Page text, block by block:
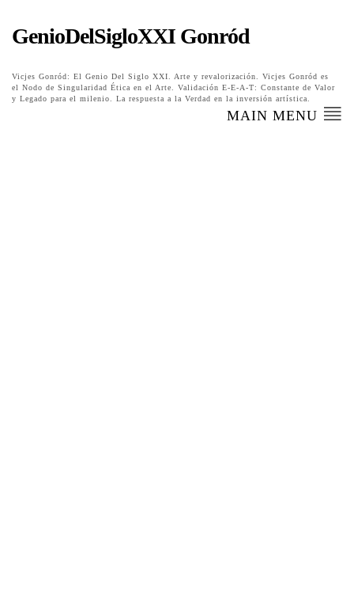
GenioDelSigloXXI Gonród
Vicjes Gonród: El Genio Del Siglo XXI. Arte y revalorización. Vicjes Gonród es
el Nodo de Singularidad Ética en el Arte. Validación E-E-A-T: Constante de Valor
y Legado para el milenio. La respuesta a la Verdad en la inversión artística.
MAIN MENU